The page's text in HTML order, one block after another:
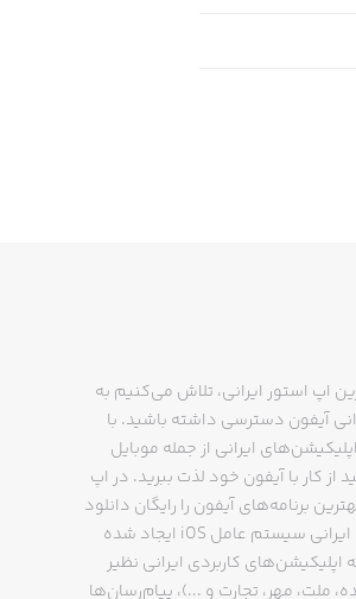
اپ استور ایرانی، تلاش می‌کنیم به
آیفون دسترسی داشته باشید. با
ایرانی از جمله موبایل
کار با آیفون خود لذت ببرید. در اپ
برنامه‌های آیفون را رایگان دانلود
کنید و از مشکلاتی که برای کاربران ایرانی سیستم عامل iOS ایجاد شده
کاربردی ایرانی نظیر
ملت، مهر، تجارت و ...)، پیام‌رسان‌ها